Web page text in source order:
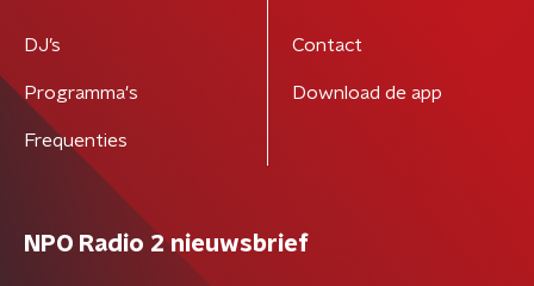
DJ’s
Programma's
Frequenties
Contact
Download de app
NPO Radio 2 nieuwsbrief